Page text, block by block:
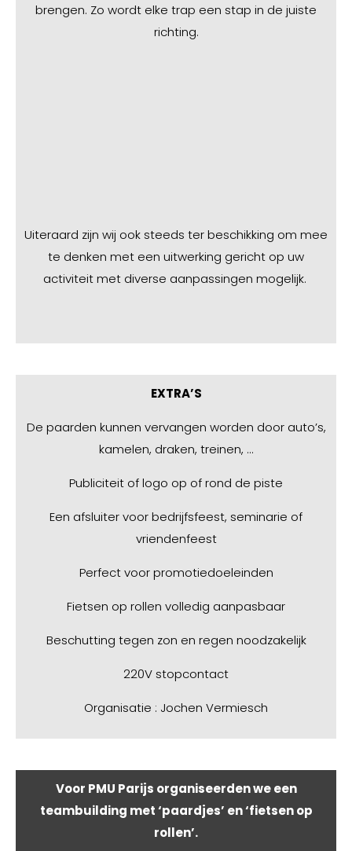
brengen. Zo wordt elke trap een stap in de juiste
richting.
Uiteraard zijn wij ook steeds ter beschikking om mee
te denken met een uitwerking gericht op uw
activiteit met diverse aanpassingen mogelijk.
EXTRA’S
De paarden kunnen vervangen worden door auto’s,
kamelen, draken, treinen, …
Publiciteit of logo op of rond de piste
Een afsluiter voor bedrijfsfeest, seminarie of
vriendenfeest
Perfect voor promotiedoeleinden
Fietsen op rollen volledig aanpasbaar
Beschutting tegen zon en regen noodzakelijk
220V stopcontact
Organisatie : Jochen Vermiesch
Voor PMU Parijs organiseerden we een
teambuilding met ‘paardjes’ en ‘fietsen op
rollen’.